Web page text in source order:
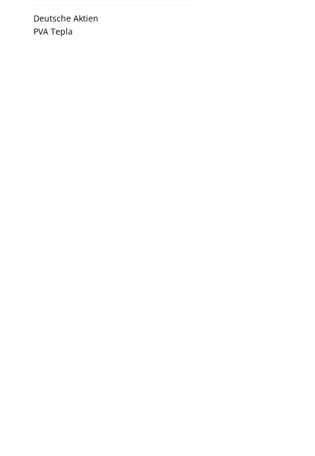
Deutsche Aktien
PVA Tepla